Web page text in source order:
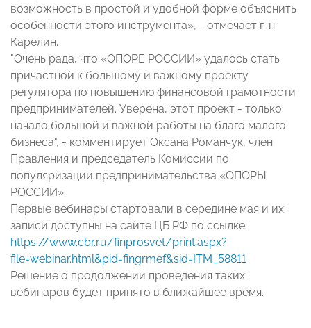
возможность в простой и удобной форме объяснить
особенности этого инструмента», - отмечает г-н
Карелин.
"Очень рада, что «ОПОРЕ РОССИИ» удалось стать
причастной к большому и важному проекту
регулятора по повышению финансовой грамотности
предпринимателей. Уверена, этот проект - только
начало большой и важной работы на благо малого
бизнеса", - комментирует Оксана Романчук, член
Правления и председатель Комиссии по
популяризации предпринимательства «ОПОРЫ
РОССИИ».
Первые вебинары стартовали в середине мая и их
записи доступны на сайте ЦБ РФ по ссылке
https://www.cbr.ru/finprosvet/print.aspx?
file=webinar.html&pid=fingrmef&sid=ITM_58811
Решение о продолжении проведения таких
вебинаров будет принято в ближайшее время.